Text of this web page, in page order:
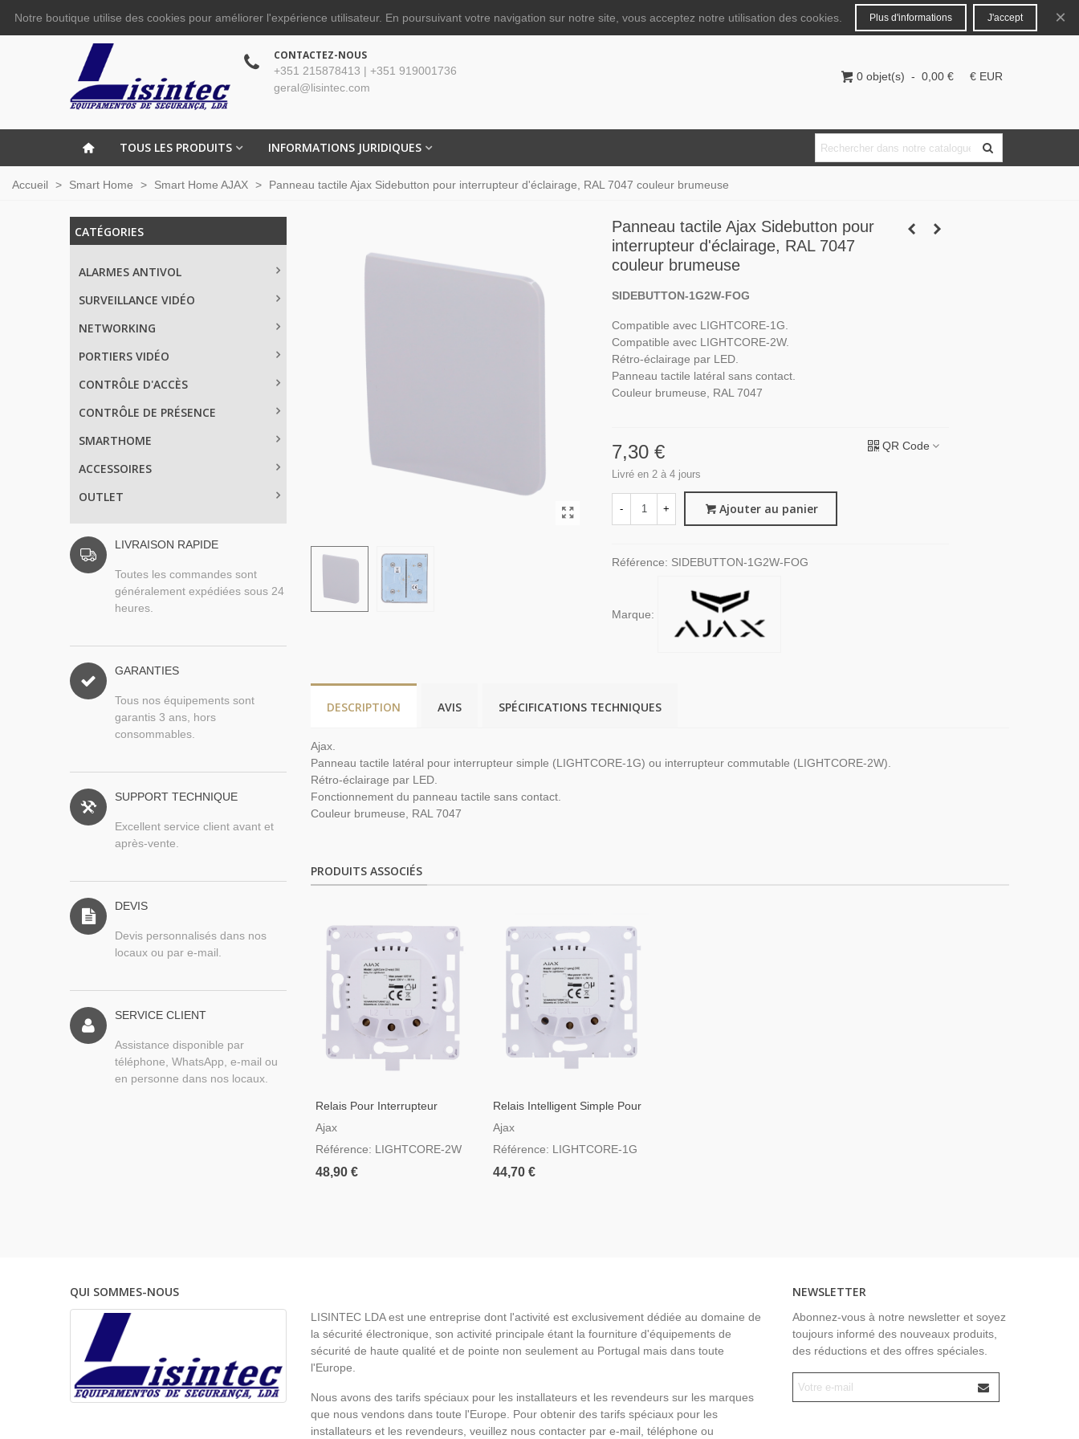
Français Connecter
CONTACTEZ-NOUS
+351 215878413 | +351 919001736
geral@lisintec.com
0 objet(s) - 0,00 € € EUR
TOUS LES PRODUITS INFORMATIONS JURIDIQUES
Accueil > Smart Home > Smart Home AJAX > Panneau tactile Ajax Sidebutton pour interrupteur d'éclairage, RAL 7047 couleur brumeuse
CATÉGORIES
ALARMES ANTIVOL
SURVEILLANCE VIDÉO
NETWORKING
PORTIERS VIDÉO
CONTRÔLE D'ACCÈS
CONTRÔLE DE PRÉSENCE
SMARTHOME
ACCESSOIRES
OUTLET
LIVRAISON RAPIDE
Toutes les commandes sont
généralement expédiées sous 24
heures.
GARANTIES
Tous nos équipements sont
garantis 3 ans, hors
consommables.
SUPPORT TECHNIQUE
Excellent service client avant et
après-vente.
DEVIS
Devis personnalisés dans nos
locaux ou par e-mail.
SERVICE CLIENT
Assistance disponible par
téléphone, WhatsApp, e-mail ou
en personne dans nos locaux.
Panneau tactile Ajax Sidebutton pour
interrupteur d'éclairage, RAL 7047
couleur brumeuse
SIDEBUTTON-1G2W-FOG
Compatible avec LIGHTCORE-1G.
Compatible avec LIGHTCORE-2W.
Rétro-éclairage par LED.
Panneau tactile latéral sans contact.
Couleur brumeuse, RAL 7047
7,30 €
Livré en 2 à 4 jours
QR Code
- + Ajouter au panier
Référence: SIDEBUTTON-1G2W-FOG
Marque:
DESCRIPTION AVIS SPÉCIFICATIONS TECHNIQUES
Ajax.
Panneau tactile latéral pour interrupteur simple (LIGHTCORE-1G) ou interrupteur commutable (LIGHTCORE-2W).
Rétro-éclairage par LED.
Fonctionnement du panneau tactile sans contact.
Couleur brumeuse, RAL 7047
PRODUITS ASSOCIÉS
Relais Pour Interrupteur
D'éclairage Commutable
Ajax
Référence: LIGHTCORE-2W
48,90 €
Relais Intelligent Simple Pour
Interrupteur D'éclairage
Ajax
Référence: LIGHTCORE-1G
44,70 €
QUI SOMMES-NOUS
LISINTEC LDA est une entreprise dont l'activité est exclusivement dédiée au domaine de
la sécurité électronique, son activité principale étant la fourniture d'équipements de
sécurité de haute qualité et de pointe non seulement au Portugal mais dans toute
l'Europe.
Nous avons des tarifs spéciaux pour les installateurs et les revendeurs sur les marques
que nous vendons dans toute l'Europe. Pour obtenir des tarifs spéciaux pour les
installateurs et les revendeurs, veuillez nous contacter par e-mail, téléphone ou
NEWSLETTER
Abonnez-vous à notre newsletter et soyez
toujours informé des nouveaux produits,
des réductions et des offres spéciales.
Notre boutique utilise des cookies pour améliorer l'expérience utilisateur. En poursuivant votre navigation sur notre site, vous acceptez notre utilisation des cookies. Plus d'informations J'accept ×